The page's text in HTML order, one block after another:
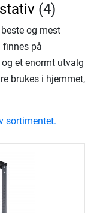
(4)
og mest
på
et enormt utvalg
brukes i hjemmet,
sortimentet.